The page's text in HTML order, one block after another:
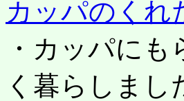
カッパのくれ
・カッパに
く暮らしまし